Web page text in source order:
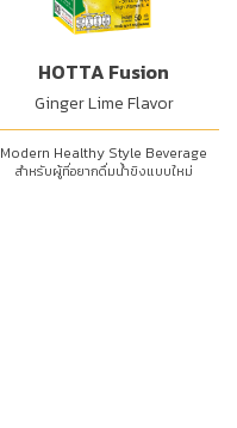
HOTTA Fusion
Ginger Lime Flavor
Modern Healthy Style Beverage
สำหรับผู้ที่อยากดื่มน้ำขิงแบบใหม่